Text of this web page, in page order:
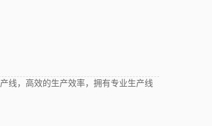
线，高效的生产效率，拥有专业生产线